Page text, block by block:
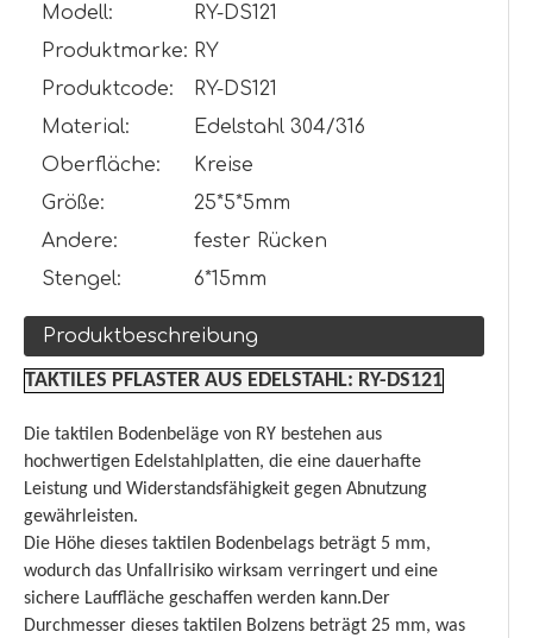
Modell:
RY-DS121
Produktmarke: RY
Produktcode:
RY-DS121
Material:
Edelstahl 304/316
Oberfläche:
Kreise
Größe:
25*5*5mm
Andere:
fester Rücken
Stengel:
6*15mm
Produktbeschreibung
TAKTILES PFLASTER AUS EDELSTAHL: RY-DS121
Die taktilen Bodenbeläge von RY bestehen aus
hochwertigen Edelstahlplatten, die eine dauerhafte
Leistung und Widerstandsfähigkeit gegen Abnutzung
gewährleisten.
Die Höhe dieses taktilen Bodenbelags beträgt 5 mm,
wodurch das Unfallrisiko wirksam verringert und eine
sichere Lauffläche geschaffen werden kann.Der
Durchmesser dieses taktilen Bolzens beträgt 25 mm, was